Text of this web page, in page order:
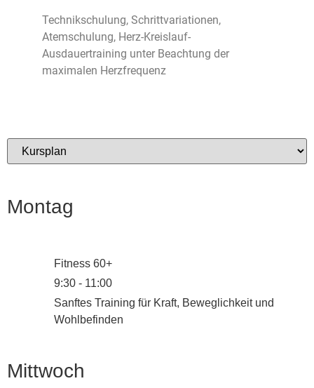
Technikschulung, Schrittvariationen,
Atemschulung, Herz-Kreislauf-
Ausdauertraining unter Beachtung der
maximalen Herzfrequenz
Montag
Fitness 60+
9:30 - 11:00
Sanftes Training für Kraft, Beweglichkeit und
Wohlbefinden
Mittwoch